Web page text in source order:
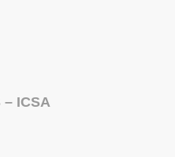
– ICSA